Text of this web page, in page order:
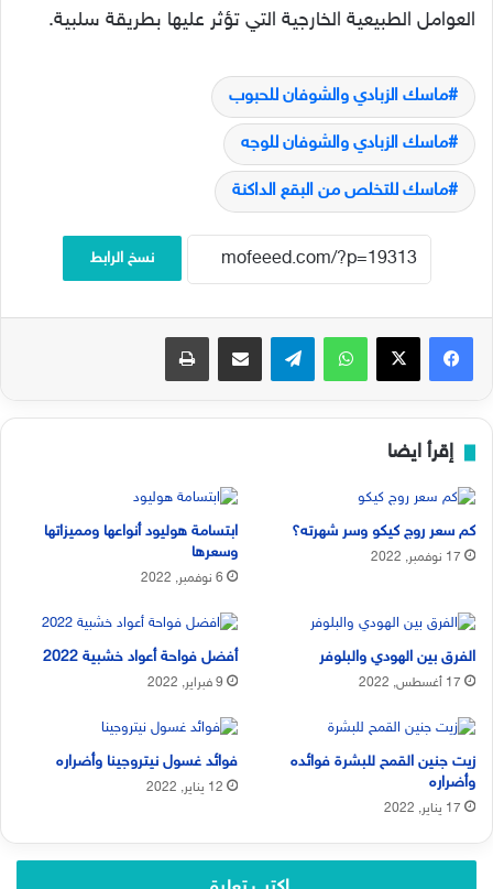
العوامل الطبيعية الخارجية التي تؤثر عليها بطريقة سلبية.
ماسك الزبادي والشوفان للحبوب
ماسك الزبادي والشوفان للوجه
ماسك للتخلص من البقع الداكنة
نسخ الرابط
فيسبوك‫X واتساب تيلقرام مشاركة عبر البريد طباعة
إقرأ ايضا
كم سعر روج كيكو وسر شهرته؟
17 نوفمبر, 2022
ابتسامة هوليود أنواعها ومميزاتها
وسعرها
6 نوفمبر, 2022
الفرق بين الهودي والبلوفر
17 أغسطس, 2022
أفضل فواحة أعواد خشبية 2022
9 فبراير, 2022
زيت جنين القمح للبشرة فوائده
وأضراره
17 يناير, 2022
فوائد غسول نيتروجينا وأضراره
12 يناير, 2022